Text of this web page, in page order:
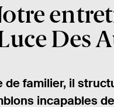
Des
de familier, il
incapables